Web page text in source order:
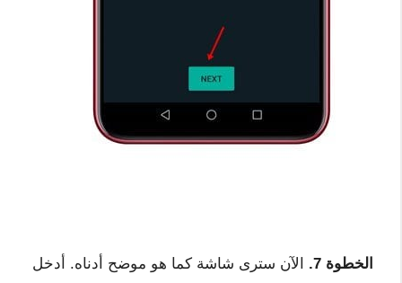
الخطوة 7.
الآن سترى شاشة كما هو موضح أدناه. أدخل